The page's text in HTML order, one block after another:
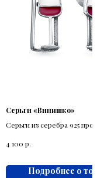
Серьги «Винишко»
Серьги из серебра 925 пробы
вином.
4 100 р.
Подробнее о